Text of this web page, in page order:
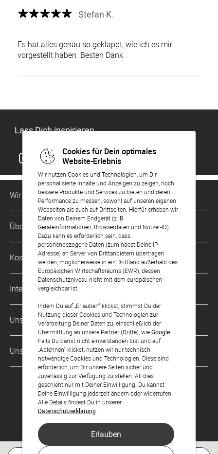
Cookies für Dein optimales
Website-Erlebnis
Wir nutzen Cookies und Technologien, um Dir
personalisierte Inhalte und Anzeigen zu zeigen, noch
bessere Produkte und Services zu bieten und deren
Performance zu messen, sowohl auf unseren eigenen
Webseiten als auch auf Drittseiten. Hierfür erheben wir
Daten von Deinem Endgerät (z. B.
Geräteinformationen, Browserdaten und Nutzer-ID).
Dazu kann es erforderlich sein, dass
personenbezogene Daten (zumindest Deine IP-
Adresse) an Server von Drittanbietern übertragen
werden, möglicherweise in ein Drittland außerhalb des
Europäischen Wirtschaftsraums (EWR), dessen
Datenschutzniveau nicht mit dem europäischen
vergleichbar ist.
Indem Du auf „Erlauben“ klickst, stimmst Du der
Nutzung dieser Cookies und Technologien zur
Verarbeitung Deiner Daten zu, einschließlich der
Übermittlung an unsere Partner (Dritte), wieGoogle
Falls Du damit nicht einverstanden bist und auf
„Ablehnen“ klickst, nutzen wir nur technisch
notwendige Cookies und Technologien. Diese sind
erforderlich, um Dir unsere Seiten sicher und
zuverlässig zur Verfügung zu stellen. All dies
geschieht nur mit Deiner Einwilligung. Du kannst
Deine Einwilligung jederzeit ändern oder widerrufen.
Alle Details findest Du in unserer
Datenschutzerklärung
Erlauben
Stefan K.
Es hat alles genau so geklappt, wie ich es mir
vorgestellt haben. Besten Dank.
Lass Dich inspirieren
Wir sind für Dich da
Kundenservice-Hotline
0049 221 956 725 10
Mo. - Fr. von 9 bis 17 Uhr
kontakt@sendmoments.at
Über Uns
Philosophie
Karriere
Impressum
AGB & Widerrufsrecht
Zahlung & Versand
Datenschutz
Barrierefreiheitserklärung
LLM's
Kostenlose Services
Musterkarten
Digitale Gästelisten
FAQ & Hilfe
International
Deutschland
Schweiz
Frankreich
Unsere Zahlungsarten
Unsere Partner